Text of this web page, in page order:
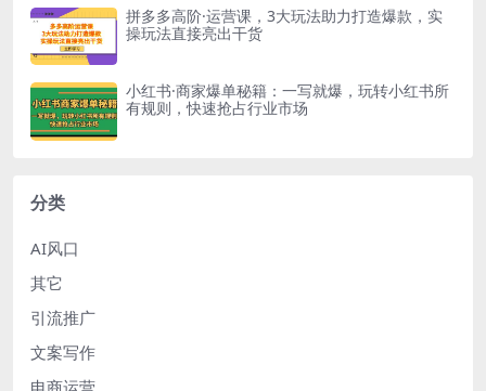
拼多多高阶·运营课，3大玩法助力打造爆款，实
操玩法直接亮出干货
小红书·商家爆单秘籍：一写就爆，玩转小红书所
有规则，快速抢占行业市场
分类
AI风口
其它
引流推广
文案写作
电商运营